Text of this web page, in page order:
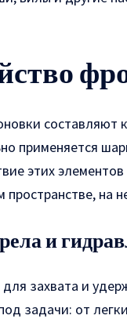
составляют
применяется
этих
пространстве, на
и
захвата и
задачи: от